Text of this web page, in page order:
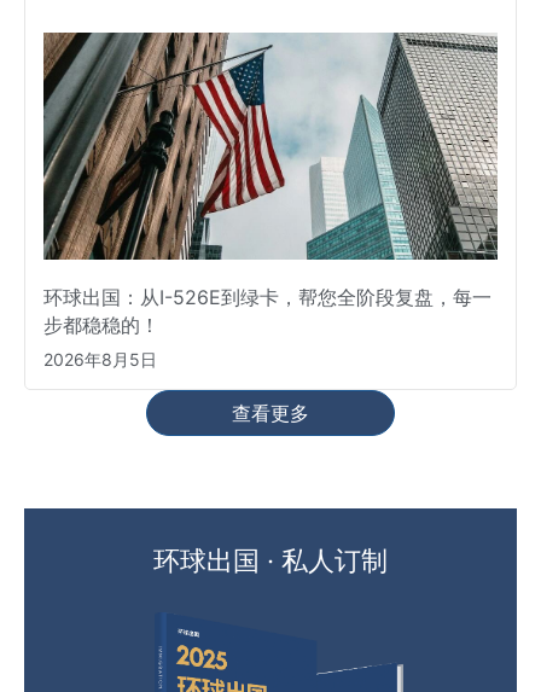
环球出国：从I-526E到绿卡，帮您全阶段复盘，每一
步都稳稳的！
2026年8月5日
查看更多
环球出国 · 私人订制